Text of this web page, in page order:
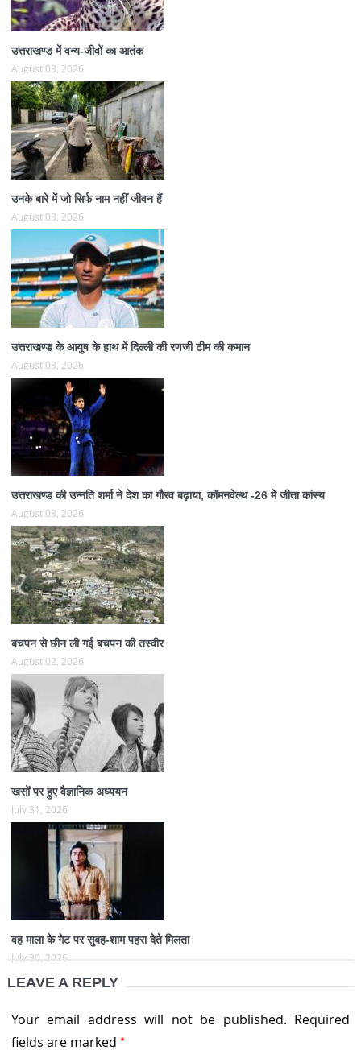
उत्तराखण्ड में वन्य-जीवों का आतंक
August 03, 2026
उनके बारे में जो सिर्फ नाम नहीं जीवन हैं
August 03, 2026
उत्तराखण्ड के आयुष के हाथ में दिल्ली की रणजी टीम की कमान
August 03, 2026
उत्तराखण्ड की उन्नति शर्मा ने देश का गौरव बढ़ाया, कॉमनवेल्थ -26 में जीता कांस्य
August 03, 2026
बचपन से छीन ली गई बचपन की तस्वीर
August 02, 2026
खसों पर हुए वैज्ञानिक अध्ययन
July 31, 2026
वह माला के गेट पर सुबह-शाम पहरा देते मिलता
July 30, 2026
LEAVE A REPLY
Your email address will not be published. Required
fields are marked *